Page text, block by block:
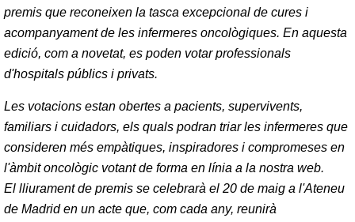
premis que reconeixen la tasca excepcional de cures i
acompanyament de les infermeres oncològiques. En aquesta
edició, com a novetat, es poden votar professionals
d'hospitals públics i privats.
Les votacions estan obertes a pacients, supervivents,
familiars i cuidadors, els quals podran triar les infermeres que
consideren més empàtiques, inspiradores i compromeses en
l'àmbit oncològic votant de forma en línia a la nostra web.
El lliurament de premis se celebrarà el 20 de maig a l'Ateneu
de Madrid en un acte que, com cada any, reunirà